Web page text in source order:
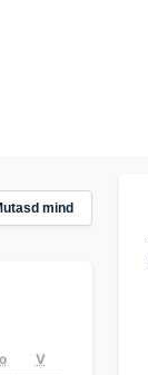
mind
V